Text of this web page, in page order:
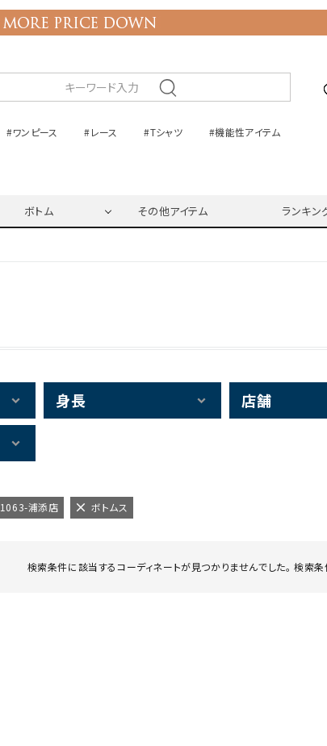
#ワンピース #レース #Tシャツ #機能性アイテム
ボトム その他アイテム ランキン
身長 店舗
1063-浦添店 ボトムス
検索条件に該当するコーディネートが見つかりませんでした。 検索条